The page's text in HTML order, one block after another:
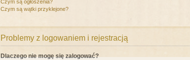
Czym są ogłoszenia?
Czym są wątki przyklejone?
Problemy z logowaniem i rejestracją
Dlaczego nie mogę się zalogować?